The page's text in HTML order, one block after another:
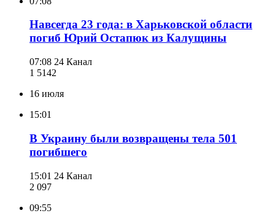
Навсегда 23 года: в Харьковской области
погиб Юрий Остапюк из Калущины
07:08 24 Канал
1 5142
16 июля
15:01
В Украину были возвращены тела 501
погибшего
15:01 24 Канал
2 097
09:55